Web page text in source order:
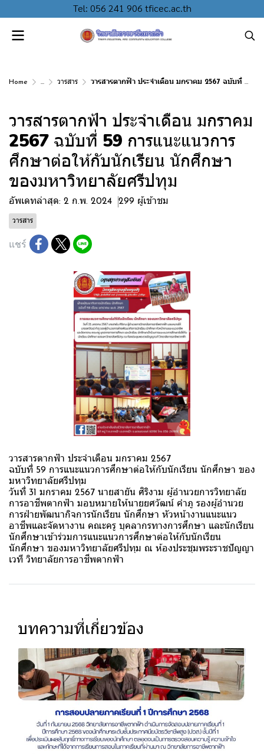
Tel: 056 241 906 tficec.ac.th
Home ... วารสาร วารสารตากฟ้า ประจำเดือน มกราคม 2567 ฉบับที่ 59 การแนะแนวการศึกษาต่อให้กับนักเรียน นักศึกษา ของมหาวิทยาลัยศรีปทุม
วารสารตากฟ้า ประจำเดือน มกราคม
2567 ฉบับที่ 59 การแนะแนวการ
ศึกษาต่อให้กับนักเรียน นักศึกษา
ของมหาวิทยาลัยศรีปทุม
อัพเดทล่าสุด: 2 ก.พ. 2024 299 ผู้เข้าชม
วารสาร
แชร์
วารสารตากฟ้า ประจำเดือน มกราคม 2567
ฉบับที่ 59 การแนะแนวการศึกษาต่อให้กับนักเรียน นักศึกษา ของ
มหาวิทยาลัยศรีปทุม
วันที่ 31 มกราคม 2567 นายสายัน ศิริงาม ผู้อำนวยการวิทยาลัย
การอาชีพตากฟ้า มอบหมายให้นายยศวัฒน์ คำภู รองผู้อำนวย
การฝ่ายพัฒนากิจการนักเรียน นักศึกษา หัวหน้างานแนะแนว
อาชีพและจัดหางาน คณะครู บุคลากรทางการศึกษา และนักเรียน
นักศึกษาเข้าร่วมการแนะแนวการศึกษาต่อให้กับนักเรียน
นักศึกษา ของมหาวิทยาลัยศรีปทุม ณ ห้องประชุมพระราชปัญญา
เวที วิทยาลัยการอาชีพตากฟ้า
บทความที่เกี่ยวข้อง